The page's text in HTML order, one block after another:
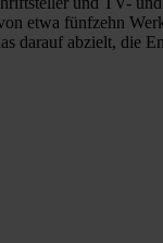
etwa fünfzehn
darauf abzielt, die